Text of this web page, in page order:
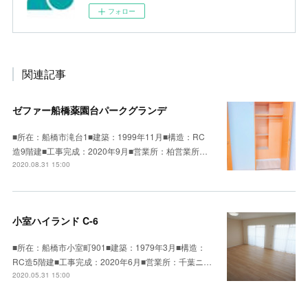
フォロー
関連記事
ゼファー船橋薬園台パークグランデ
■所在：船橋市滝台1■建築：1999年11月■構造：RC
造9階建■工事完成：2020年9月■営業所：柏営業所…
2020.08.31 15:00
小室ハイランド C-6
■所在：船橋市小室町901■建築：1979年3月■構造：
RC造5階建■工事完成：2020年6月■営業所：千葉ニ…
2020.05.31 15:00